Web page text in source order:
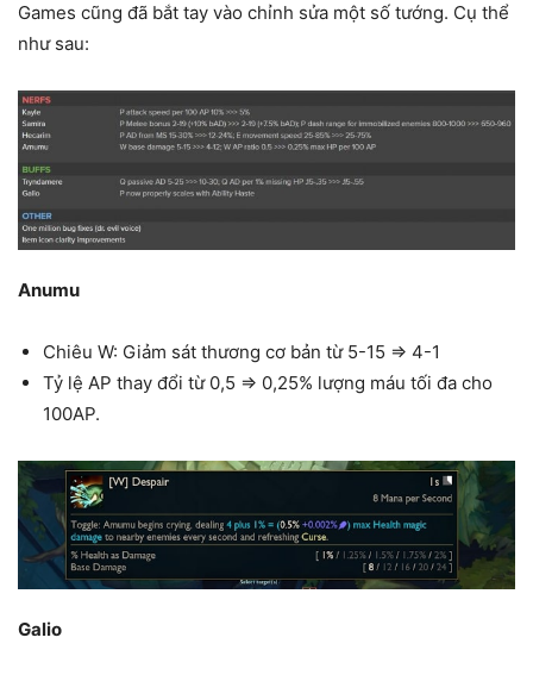
Games cũng đã bắt tay vào chỉnh sửa một số tướng. Cụ thể
như sau:
Anumu
Chiêu W: Giảm sát thương cơ bản từ 5-15 => 4-1
Tỷ lệ AP thay đổi từ 0,5 => 0,25% lượng máu tối đa cho
100AP.
Galio